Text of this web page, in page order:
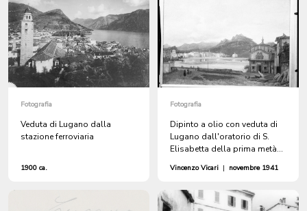
Fotografia
Veduta di Lugano dalla
stazione ferroviaria
1900 ca.
Fotografia
Dipinto a olio con veduta di
Lugano dall'oratorio di S.
Elisabetta della prima metà
Vincenzo Vicari | novembre 1941